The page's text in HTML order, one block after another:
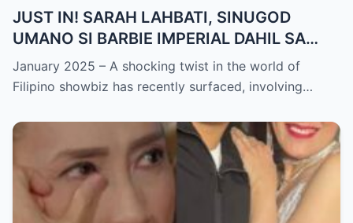
JUST IN! SARAH LAHBATI, SINUGOD
UMANO SI BARBIE IMPERIAL DAHIL SA
ISYU NG PANG-AAGAW KAY RICHARD
GUTIERREZ! Matinding Komprontasyon,
SHOCKED sa Lihim na Girian!
January 2025 – A shocking twist in the world of
Filipino showbiz has recently surfaced, involving…